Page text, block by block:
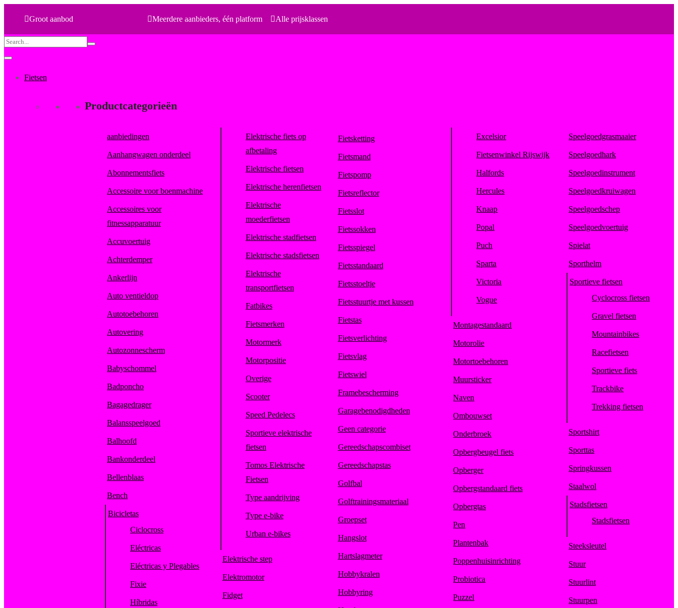
Groot aanbod Meerdere aanbieders, één platform Alle prijsklassen
Search
for:
Fietsen
Productcategorieën
aanbiedingen
Aanhangwagen onderdeel
Abonnementsfiets
Accessoire voor boenmachine
Accessoires voor
fitnessapparatuur
Accuvoertuig
Achterdemper
Ankerlijn
Auto ventieldop
Autotoebehoren
Autovering
Autozonnescherm
Babyschommel
Badponcho
Bagagedrager
Balansspeelgoed
Balhoofd
Bankonderdeel
Bellenblaas
Bench
Bicicletas
Ciclocross
Eléctricas
Eléctricas y Plegables
Fixie
Híbridas
Elektrische fiets op
afbetaling
Elektrische fietsen
Elektrische herenfietsen
Elektrische
moederfietsen
Elektrische stadfietsen
Elektrische stadsfietsen
Elektrische
transportfietsen
Fatbikes
Fietsmerken
Motormerk
Motorpositie
Overige
Scooter
Speed Pedelecs
Sportieve elektrische
fietsen
Tomos Elektrische
Fietsen
Type aandrijving
Type e-bike
Urban e-bikes
Elektrische step
Elektromotor
Fidget
Fietsketting
Fietsmand
Fietspomp
Fietsreflector
Fietsslot
Fietssokken
Fietsspiegel
Fietsstandaard
Fietsstoeltje
Fietsstuurtje met kussen
Fietstas
Fietsverlichting
Fietsvlag
Fietswiel
Framebescherming
Garagebenodigdheden
Geen categorie
Gereedschapscombiset
Gereedschapstas
Golfbal
Golftrainingsmateriaal
Groepset
Hangslot
Hartslagmeter
Hobbykralen
Hobbyring
Excelsior
Fietsenwinkel Rijswijk
Halfords
Hercules
Knaap
Popal
Puch
Sparta
Victoria
Vogue
Montagestandaard
Motorolie
Motortoebehoren
Muursticker
Naven
Ombouwset
Onderbroek
Opbergbeugel fiets
Opberger
Opbergstandaard fiets
Opbergtas
Pen
Plantenbak
Poppenhuisinrichting
Probiotica
Puzzel
Speelgoedgrasmaaier
Speelgoedhark
Speelgoedinstrument
Speelgoedkruiwagen
Speelgoedschep
Speelgoedvoertuig
Spielat
Sporthelm
Sportieve fietsen
Cyclocross fietsen
Gravel fietsen
Mountainbikes
Racefietsen
Sportieve fiets
Trackbike
Trekking fietsen
Sportshirt
Sporttas
Springkussen
Staalwol
Stadsfietsen
Stadsfietsen
Steeksleutel
Stuur
Stuurlint
Stuurpen